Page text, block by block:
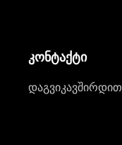
კონტაქტი
დაგვიკავშირდით